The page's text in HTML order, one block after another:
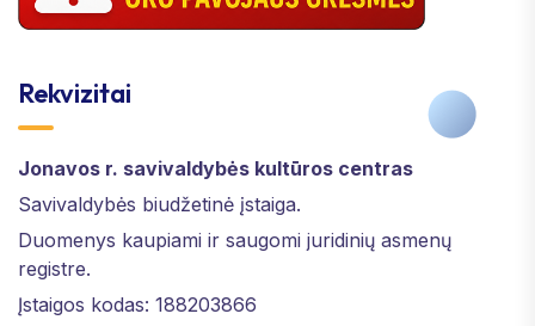
Rekvizitai
Jonavos r. savivaldybės kultūros centras
Savivaldybės biudžetinė įstaiga.
Duomenys kaupiami ir saugomi juridinių asmenų
registre.
Įstaigos kodas: 188203866